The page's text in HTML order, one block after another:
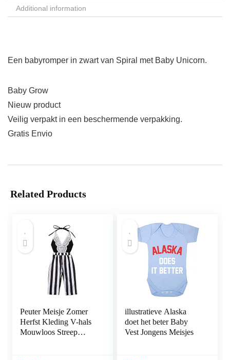
Additional information
Een babyromper in zwart van Spiral met Baby Unicorn.
Baby Grow
Nieuw product
Veilig verpakt in een beschermende verpakking.
Gratis Envio
Related Products
Peuter Meisje Zomer
Herfst Kleding V-hals
Mouwloos Streep
illustratieve Alaska
doet het beter Baby
Vest Jongens Meisjes